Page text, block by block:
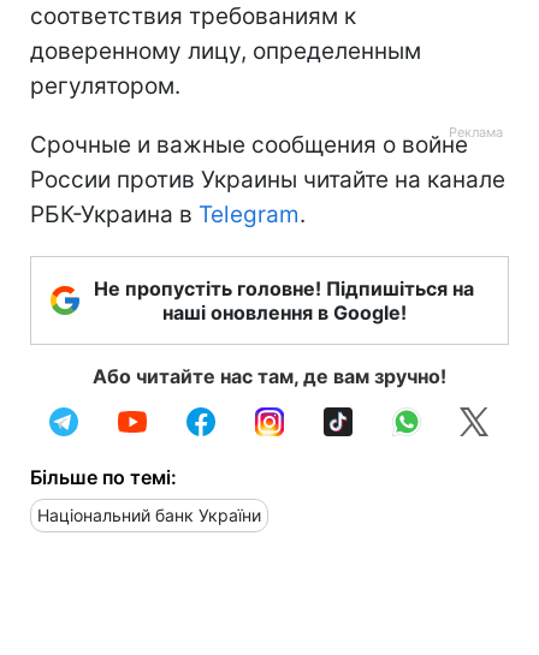
соответствия требованиям к
доверенному лицу, определенным
регулятором.
Срочные и важные сообщения о войне
России против Украины читайте на канале
РБК-Украина в Telegram.
Не пропустіть головне! Підпишіться на
наші оновлення в Google!
Або читайте нас там, де вам зручно!
Більше по темі:
Національний банк України